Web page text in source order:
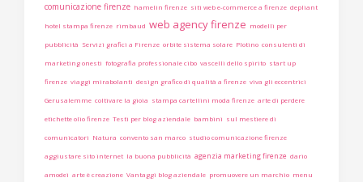
comunicazione firenze hamelin firenze siti web e-commerce a firenze depliant
hotel stampa firenze rimbaud web agency firenze modelli per
pubblicità Servizi grafici a Firenze orbite sistema solare Plotino consulenti di
marketing onesti fotografia professionale cibo vascelli dello spirito start up
firenze viaggi mirabolanti design grafico di qualità a firenze viva gli eccentrici
Gerusalemme coltivare la gioia stampa cartellini moda firenze arte di perdere
etichette olio firenze Testi per blog aziendale bambini sul mestiere di
comunicatori Natura convento san marco studio comunicazione firenze
aggiustare sito internet la buona pubblicità agenzia marketing firenze dario
amodei arte è creazione Vantaggi blog aziendale promuovere un marchio menu